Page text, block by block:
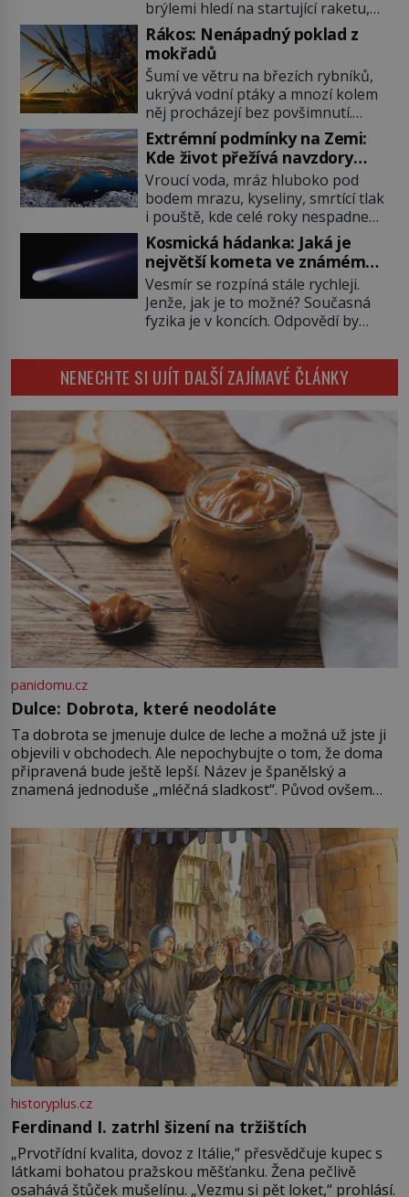
brýlemi hledí na startující raketu,
která má do vesmíru vynést kromě
posádky také obyčejnou učitelku.
Po několika sekundách všem
ztuhnou úsměvy, stroj totiž
exploduje. Jejich konstrukce není
z levného kraje, daňové poplatníky
stojí miliardy dolarů. Na druhou
stranu zvládnou jen představitelné
věci. Na malé kousky Název:
Columbia První […]
Rákos: Nenápadný poklad z
mokřadů
Šumí ve větru na březích rybníků,
ukrývá vodní ptáky a mnozí kolem
něj procházejí bez povšimnutí.
Přesto právě rákos pomáhal stavět
domy, vyrábět lodě, zapisovat první
texty a inspiroval řadu pověstí.
Tato skromná, ale užitečná
rostlina provází člověka už tisíce
let. Většina lidí vnímá rákos jen jako
obyčejnou kulisu letního koupání.
Stačí se však podívat […]
Extrémní podmínky na Zemi:
Kde život přežívá navzdory
všemu
Vroucí voda, mráz hluboko pod
bodem mrazu, kyseliny, smrtící tlak
i pouště, kde celé roky nespadne
jediná kapka deště. Na první
pohled místa, kde nemůže
existovat vůbec nic. Přesto právě
tady vědci objevují organismy,
které posouvají hranice života.
Každý nový nález mění naše
dokáže příroda a napovídá, kde
bychom jednou […]
Kosmická hádanka: Jaká je
největší kometa ve známém
vesmíru?
Vesmír se rozpíná stále rychleji.
Jenže, jak je to možné? Současná
fyzika je v koncích. Odpovědí by
energie. Právě na tu se zaměří
pozornost dvojice zkušených
astronomů. Namísto ní ale objeví
něco mnohem hmatatelnějšího.
Naprosto rekordní kometu!
Astronomové Pedro Bernardinelli a
Gary Bernstein mravenčí prací
zkoumají archivní snímky v rámci
Průzkumu temné energie […]
NENECHTE SI UJÍT DALŠÍ ZAJÍMAVÉ ČLÁNKY
panidomu.cz
Dulce: Dobrota, které neodoláte
Ta dobrota se jmenuje dulce de leche a možná už jste ji
objevili v obchodech. Ale nepochybujte o tom, že doma
připravená bude ještě lepší. Název je španělský a
znamená jednoduše „mléčná sladkost“. Původ ovšem
pře hned několik latinskoamerických zemí a k tomu
Francie, kde se traduje,
historyplus.cz
Ferdinand I. zatrhl šizení na tržištích
„Prvotřídní kvalita, dovoz z Itálie,“ přesvědčuje kupec s
látkami bohatou pražskou měšťanku. Žena pečlivě
osahává štůček mušelínu. „Vezmu si pět loket,“ prohlásí.